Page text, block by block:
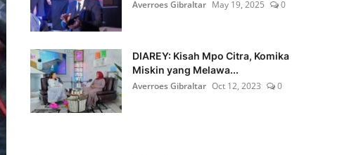
Averroes Gibraltar May 19, 2025 0
DIAREY: Kisah Mpo Citra, Komika
Miskin yang Melawa...
Averroes Gibraltar Oct 12, 2023 0